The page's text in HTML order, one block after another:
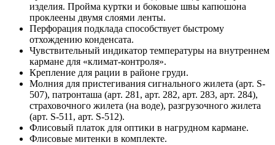
изделия. Пройма куртки и боковые швы капюшона
проклеены двумя слоями ленты.
Перфорация подклада способствует быстрому
отхождению конденсата.
Чувствительный индикатор температуры на внутреннем
кармане для «климат-контроля».
Крепление для рации в районе груди.
Молния для пристегивания сигнального жилета (арт. S-
507), патронташа (арт. 281, арт. 282, арт. 283, арт. 284),
страховочного жилета (на воде), разгрузочного жилета
(арт. S-511, арт. S-512).
Флисовый платок для оптики в нагрудном кармане.
Флисовые митенки в комплекте.